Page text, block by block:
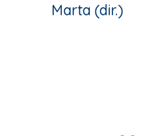
Marta (dir.)